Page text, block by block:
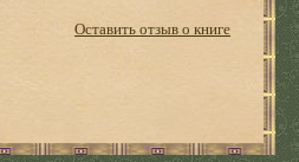
Оставить отзыв о книге